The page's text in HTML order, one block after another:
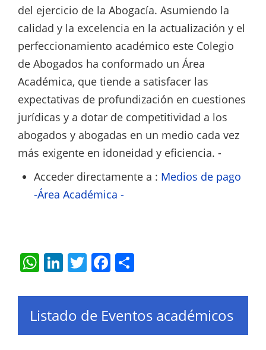
del ejercicio de la Abogacía. Asumiendo la
calidad y la excelencia en la actualización y el
perfeccionamiento académico este Colegio
de Abogados ha conformado un Área
Académica, que tiende a satisfacer las
expectativas de profundización en cuestiones
jurídicas y a dotar de competitividad a los
abogados y abogadas en un medio cada vez
más exigente en idoneidad y eficiencia. -
Acceder directamente a : Medios de pago
-Área Académica -
W
h
at
s
A
Li
n
k
e
dI
T
w
itt
er
F
a
c
e
b
ar
e
Listado de Eventos académicos